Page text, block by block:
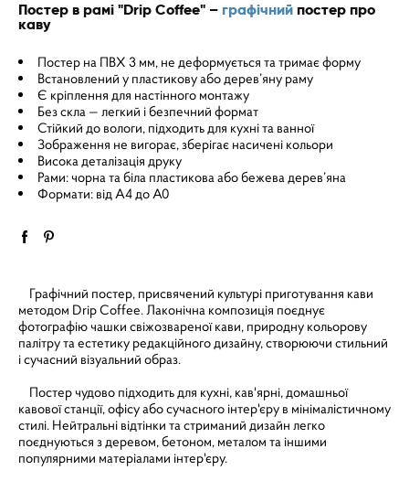
Постер в рамі "Drip Coffee" – графічний постер про
каву
Постер на ПВХ 3 мм, не деформується та тримає форму
Встановлений у пластикову або дерев’яну раму
Є кріплення для настінного монтажу
Без скла — легкий і безпечний формат
Стійкий до вологи, підходить для кухні та ванної
Зображення не вигорає, зберігає насичені кольори
Висока деталізація друку
Рами: чорна та біла пластикова або бежева дерев’яна
Формати: від A4 до A0
Графічний постер, присвячений культурі приготування кави
методом Drip Coffee. Лаконічна композиція поєднує
фотографію чашки свіжозвареної кави, природну кольорову
палітру та естетику редакційного дизайну, створюючи стильний
і сучасний візуальний образ.
Постер чудово підходить для кухні, кав'ярні, домашньої
кавової станції, офісу або сучасного інтер'єру в мінімалістичному
стилі. Нейтральні відтінки та стриманий дизайн легко
поєднуються з деревом, бетоном, металом та іншими
популярними матеріалами інтер'єру.